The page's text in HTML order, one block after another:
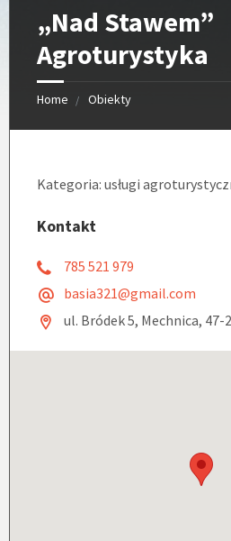
„Nad Stawem”
Agroturystyka
Home Obiekty
Kategoria: usługi
Kontakt
785 521 979
basia321@gmail.com
ul. Bródek 5, Mechnica,